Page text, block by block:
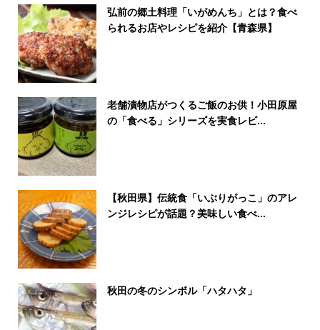
弘前の郷土料理「いがめんち」とは？食べ
られるお店やレシピを紹介【青森県】
老舗漬物店がつくるご飯のお供！小田原屋
の「食べる」シリーズを実食レビ...
【秋田県】伝統食「いぶりがっこ」のアレ
ンジレシピが話題？美味しい食べ...
秋田の冬のシンボル「ハタハタ」